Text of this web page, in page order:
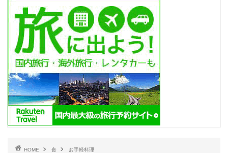
HOME 食
お手軽料理